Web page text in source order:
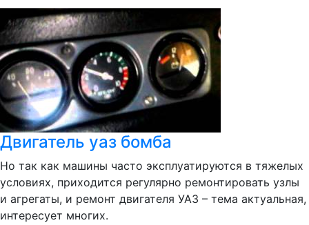
Двигатель уаз бомба
Но так как машины часто эксплуатируются в тяжелых
условиях, приходится регулярно ремонтировать узлы
и агрегаты, и ремонт двигателя УАЗ – тема актуальная,
интересует многих.